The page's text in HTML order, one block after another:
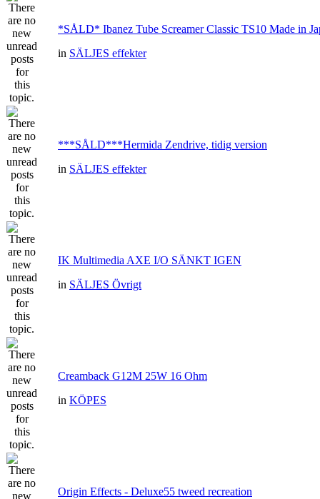
*SÅLD* Ibanez Tube Screamer Classic TS10 Made in
in SÄLJES effekter
***SÅLD***Hermida Zendrive, tidig version
in SÄLJES effekter
IK Multimedia AXE I/O SÄNKT IGEN
in SÄLJES Övrigt
Creamback G12M 25W 16 Ohm
in KÖPES
Origin Effects - Deluxe55 tweed recreation